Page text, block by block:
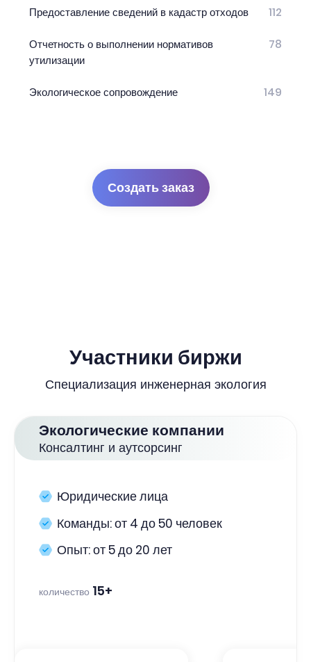
Предоставление сведений в кадастр отходов 112
Отчетность о выполнении нормативов
утилизации
78
Экологическое сопровождение 149
Создать заказ
Участники биржи
Специализация инженерная экология
Экологические компании
Консалтинг и аутсорсинг
Юридические лица
Команды: от 4 до 50 человек
Опыт: от 5 до 20 лет
количество 15+